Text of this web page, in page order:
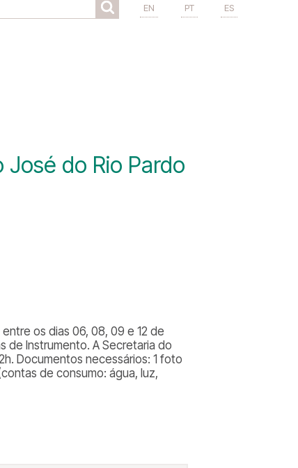
EN PT ES
do Rio Pardo
os dias 06, 08, 09 e 12 de
de Instrumento. A Secretaria do
Documentos necessários: 1 foto
de consumo: água, luz,